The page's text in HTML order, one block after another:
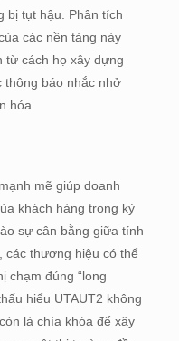
bị tụt hậu. Phân tích
các nền tảng này
từ cách họ xây dựng
thông báo nhắc nhở
hóa.
mẽ giúp doanh
khách hàng trong kỷ
sự cân bằng giữa tính
các thương hiệu có thể
chạm đúng “long
hiểu UTAUT2 không
là chìa khóa để xây